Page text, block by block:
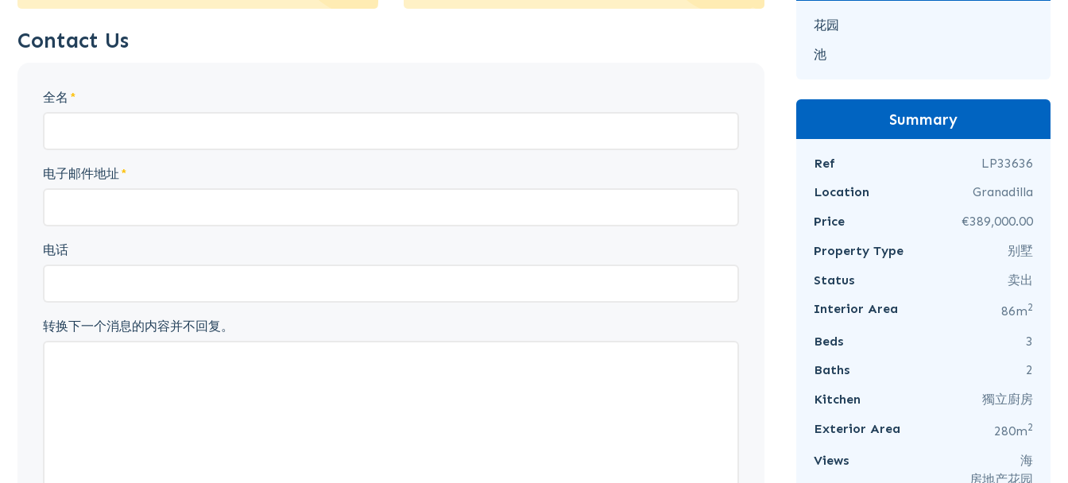
Contact Us
全名
电子邮件地址
电话
转换下一个消息的内容并不回复。
花园
池
Summary
Ref
LP33636
Location
Granadilla
Price
€389,000.00
Property Type
别墅
Status
卖出
Interior Area
86m2
Beds
3
Baths
2
Kitchen
獨立廚房
Exterior Area
280m2
Views
海
房地产花园